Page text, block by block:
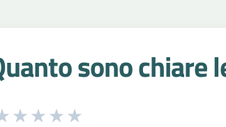
sono chiare
una valutazione da 1 a 5